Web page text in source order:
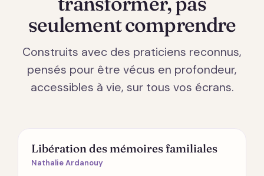
seulement comprendre
Construits avec des praticiens reconnus,
pensés pour être vécus en profondeur,
accessibles à vie, sur tous vos écrans.
ÉMOTIONS
Libération des mémoires familiales
Nathalie Ardanouy